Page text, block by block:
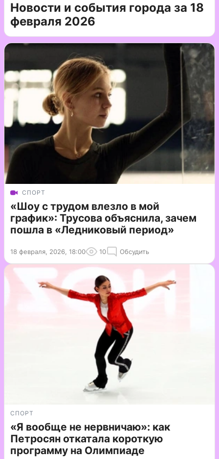
Новости и события города за 18
февраля 2026
СПОРТ
«Шоу с трудом влезло в мой
график»: Трусова объяснила, зачем
пошла в «Ледниковый период»
18 февраля, 2026, 18:00 10 Обсудить
СПОРТ
«Я вообще не нервничаю»: как
Петросян откатала короткую
программу на Олимпиаде